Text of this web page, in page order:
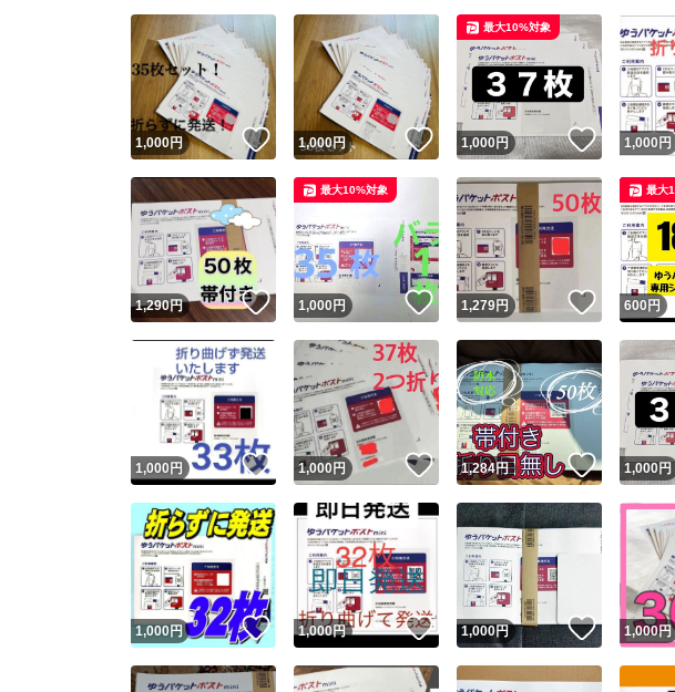
1,000円 いいね！
1,000円 いいね！
1,000円 いいね！
最大10%対象
1,000 円
1,290円 いいね！
1,000円 いいね！
最大10%対象
1,279円 いいね！
600 円
最大
1,000 円 いいね！
1,000円 いいね！
1,284円 いいね！
1,000円
1,000円 いいね！
1,000円 いいね！
1,000円 いいね！
1,000円